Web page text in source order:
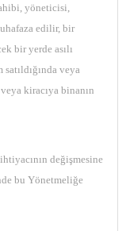
yöneticisi,
edilir, bir
bir yerde asılı
veya
kiracıya binanın
değişmesine
bu Yönetmeliğe